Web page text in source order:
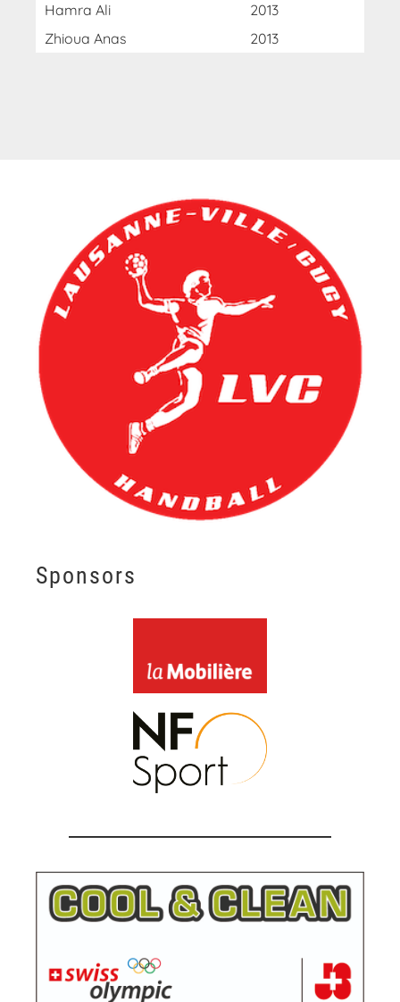
Hamra Ali
2013
Zhioua Anas
2013
Sponsors